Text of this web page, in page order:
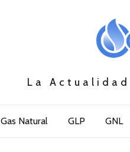
La
Gas Natural GLP GNL